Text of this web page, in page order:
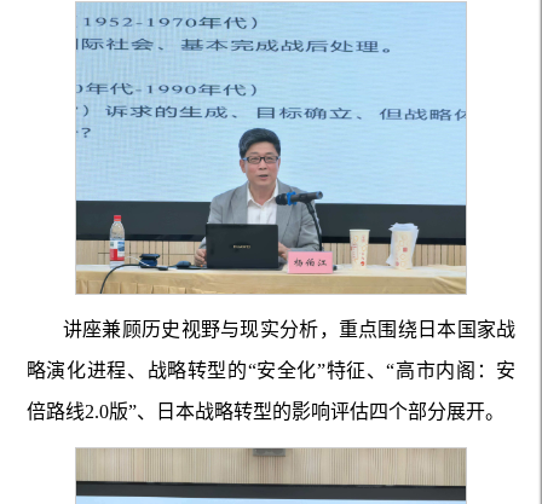
讲座兼顾历史视野与现实分析，重点围绕日本国家战
略演化进程、战略转型的“安全化”特征、“高市内阁：安
倍路线2.0版”、日本战略转型的影响评估四个部分展开。